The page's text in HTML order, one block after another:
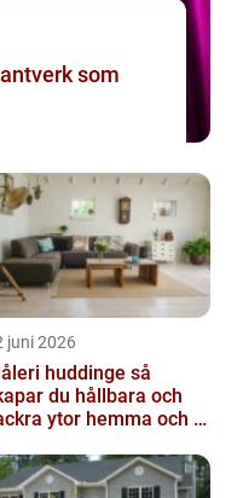
juni 2026
huddinge så
du hållbara och
ytor hemma och i